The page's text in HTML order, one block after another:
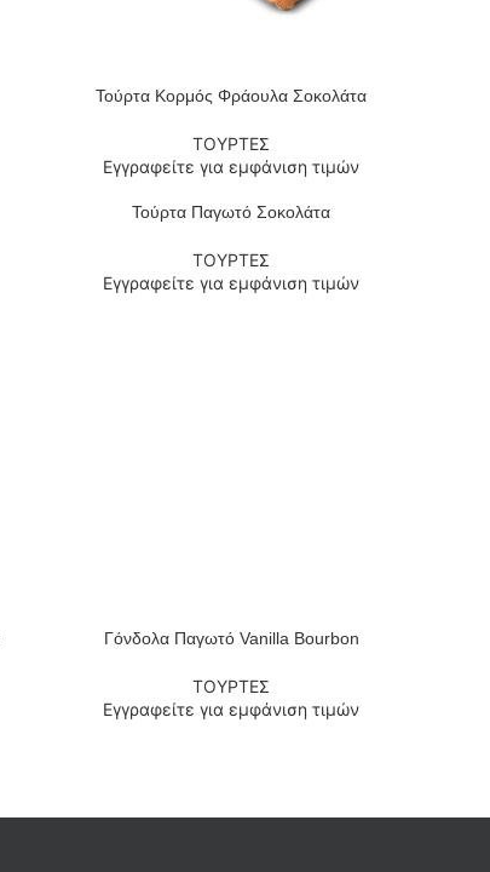
ΔΙΑΒΆΣΤΕ ΠΕΡΙΣΣΌΤΕΡΑ
Τούρτα Κορμός Φράουλα Σοκολάτα
ΤΟΥΡΤΕΣ
Εγγραφείτε για εμφάνιση τιμών
ΔΙΑΒΆΣΤΕ ΠΕΡΙΣΣΌΤΕΡΑ
Τούρτα Παγωτό Σοκολάτα
ΤΟΥΡΤΕΣ
Εγγραφείτε για εμφάνιση τιμών
ΔΙΑΒΆΣΤΕ ΠΕΡΙΣΣΌΤΕΡΑ
Γόνδολα Παγωτό Vanilla Bourbon
ΤΟΥΡΤΕΣ
Εγγραφείτε για εμφάνιση τιμών